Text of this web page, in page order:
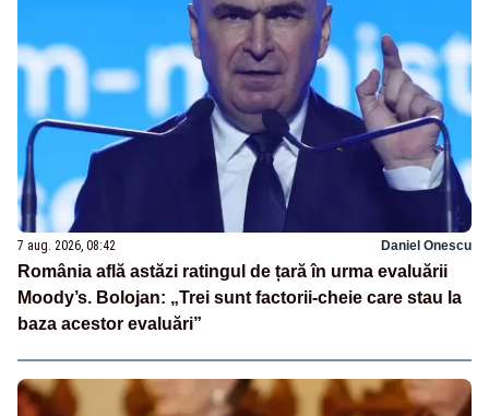
7 aug. 2026, 08:42 Daniel Onescu
România află astăzi ratingul de țară în urma evaluării
Moody’s. Bolojan: „Trei sunt factorii-cheie care stau la
baza acestor evaluări”